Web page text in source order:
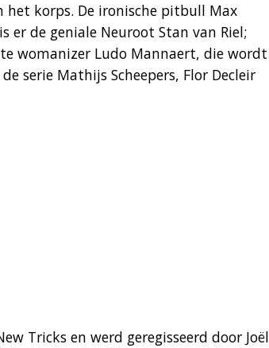
het korps. De ironische pitbull Max
er de geniale Neuroot Stan van Riel;
womanizer Ludo Mannaert, die wordt
serie Mathijs Scheepers, Flor Decleir
Tricks en werd geregisseerd door Joël